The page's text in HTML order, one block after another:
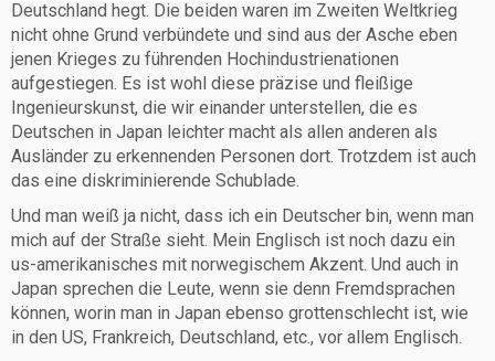
Deutschland hegt. Die beiden waren im Zweiten Weltkrieg
nicht ohne Grund verbündete und sind aus der Asche eben
jenen Krieges zu führenden Hochindustrienationen
aufgestiegen. Es ist wohl diese präzise und fleißige
Ingenieurskunst, die wir einander unterstellen, die es
Deutschen in Japan leichter macht als allen anderen als
Ausländer zu erkennenden Personen dort. Trotzdem ist auch
das eine diskriminierende Schublade.
Und man weiß ja nicht, dass ich ein Deutscher bin, wenn man
mich auf der Straße sieht. Mein Englisch ist noch dazu ein
us-amerikanisches mit norwegischem Akzent. Und auch in
Japan sprechen die Leute, wenn sie denn Fremdsprachen
können, worin man in Japan ebenso grottenschlecht ist, wie
in den US, Frankreich, Deutschland, etc., vor allem Englisch.